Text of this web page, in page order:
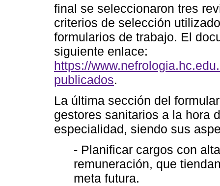
final se seleccionaron tres
criterios de selección
formularios de trabajo. El
siguiente enlace:
https://
publicados.
La última sección del
gestores sanitarios a la hora
especialidad, siendo sus
- Planificar cargos con
remuneración, que
meta futura.